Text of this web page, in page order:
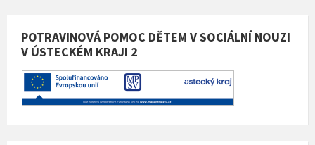
POTRAVINOVÁ POMOC DĚTEM V SOCIÁLNÍ NOUZI
V ÚSTECKÉM KRAJI 2